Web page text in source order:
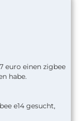
euro einen zigbee
habe.
e14 gesucht,